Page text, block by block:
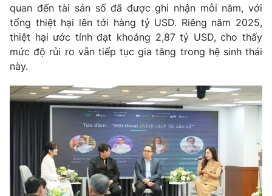
® Cấm sao chép dưới mọi hình thức nếu không có sự chấp
thuận bằng văn bản. Ghi rõ nguồn VTV.vn khi phát hành lại
thông tin từ website này.
quan đến tài sản số đã được ghi nhận mỗi năm, với
tổng thiệt hại lên tới hàng tỷ USD. Riêng năm 2025,
thiệt hại ước tính đạt khoảng 2,87 tỷ USD, cho thấy
mức độ rủi ro vẫn tiếp tục gia tăng trong hệ sinh thái
này.